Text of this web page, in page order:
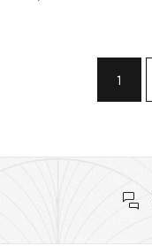
1